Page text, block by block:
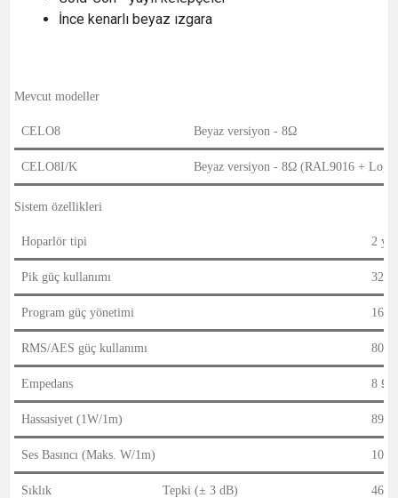
İnce kenarlı beyaz ızgara
Mevcut modeller
CELO8 Beyaz versiyon - 8Ω
CELO8I/K Beyaz versiyon - 8Ω (RAL9016 +
Sistem özellikleri
Hoparlör tipi 2
Pik güç kullanımı 320
Program güç yönetimi 160
RMS/AES güç kullanımı 80W
Empedans 8 Ω
Hassasiyet (1W/1m) 89
Ses Basıncı (Maks. W/1m) 108
Sıklık Tepki (± 3 dB) 46